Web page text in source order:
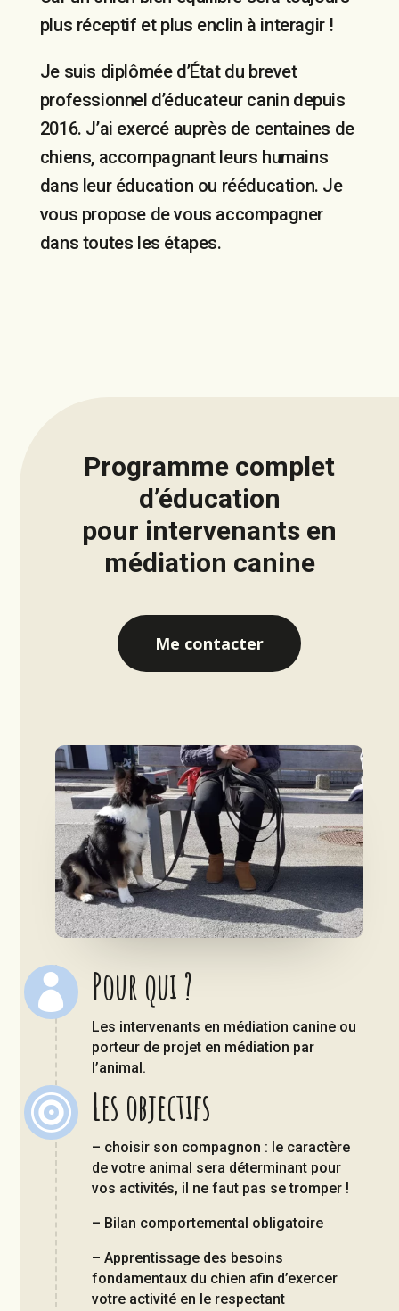
plus réceptif et plus enclin à interagir !
Je suis diplômée d’État du brevet
professionnel d’éducateur canin depuis
2016. J’ai exercé auprès de centaines de
chiens, accompagnant leurs humains
dans leur éducation ou rééducation. Je
vous propose de vous accompagner
dans toutes les étapes.
Programme complet
d’éducation
pour intervenants en
médiation canine
Me contacter
 Pour qui ?
Les intervenants en médiation canine ou
porteur de projet en médiation par
l’animal.
 Les objectifs
– choisir son compagnon : le caractère
de votre animal sera déterminant pour
vos activités, il ne faut pas se tromper !
– Bilan comportemental obligatoire
– Apprentissage des besoins
fondamentaux du chien afin d’exercer
votre activité en le respectant